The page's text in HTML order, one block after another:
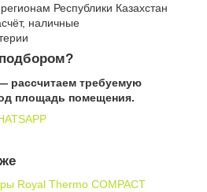
Республики Казахстан
наличные
рассчитаем требуемую
площадь помещения.
Royal Thermo COMPACT